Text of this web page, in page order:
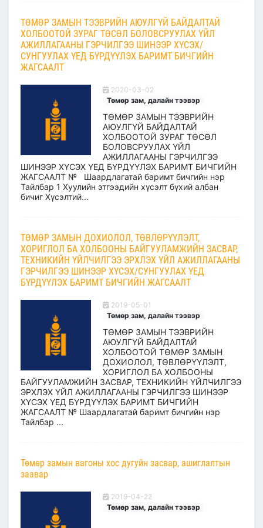
ТӨМӨР ЗАМЫН ТЭЭВРИЙН АЮУЛГҮЙ БАЙДАЛТАЙ
ХОЛБООТОЙ ЗУРАГ ТӨСӨЛ БОЛОВСРУУЛАХ ҮЙЛ
АЖИЛЛАГААНЫ ГЭРЧИЛГЭЭ ШИНЭЭР ХҮСЭХ/
СУНГУУЛАХ ҮЕД БҮРДҮҮЛЭХ БАРИМТ БИЧГИЙН
ЖАГСААЛТ
2020-03-02
Төмөр зам, далайн тээвэр
ТӨМӨР ЗАМЫН ТЭЭВРИЙН
АЮУЛГҮЙ БАЙДАЛТАЙ
ХОЛБООТОЙ ЗУРАГ ТӨСӨЛ
БОЛОВСРУУЛАХ ҮЙЛ
АЖИЛЛАГААНЫ ГЭРЧИЛГЭЭ
ШИНЭЭР ХҮСЭХ ҮЕД БҮРДҮҮЛЭХ БАРИМТ БИЧГИЙН
ЖАГСААЛТ № Шаардлагатай баримт бичгийн нэр
Тайлбар 1 Хуулийн этгээдийн хүсэлт бүхий албан
бичиг Хүсэлтий...
ТӨМӨР ЗАМЫН ДОХИОЛОЛ, ТӨВЛӨРҮҮЛЭЛТ,
ХОРИГЛОЛ БА ХОЛБООНЫ БАЙГУУЛАМЖИЙН ЗАСВАР,
ТЕХНИКИЙН ҮЙЛЧИЛГЭЭ ЭРХЛЭХ ҮЙЛ АЖИЛЛАГААНЫ
ГЭРЧИЛГЭЭ ШИНЭЭР ХҮСЭХ/СУНГУУЛАХ ҮЕД
БҮРДҮҮЛЭХ БАРИМТ БИЧГИЙН ЖАГСААЛТ
2019-05-01
Төмөр зам, далайн тээвэр
ТӨМӨР ЗАМЫН ТЭЭВРИЙН
АЮУЛГҮЙ БАЙДАЛТАЙ
ХОЛБООТОЙ ТӨМӨР ЗАМЫН
ДОХИОЛОЛ, ТӨВЛӨРҮҮЛЭЛТ,
ХОРИГЛОЛ БА ХОЛБООНЫ
БАЙГУУЛАМЖИЙН ЗАСВАР, ТЕХНИКИЙН ҮЙЛЧИЛГЭЭ
ЭРХЛЭХ ҮЙЛ АЖИЛЛАГААНЫ ГЭРЧИЛГЭЭ ШИНЭЭР
ХҮСЭХ ҮЕД БҮРДҮҮЛЭХ БАРИМТ БИЧГИЙН
ЖАГСААЛТ № Шаардлагатай баримт бичгийн нэр
Тайлбар ...
Төмөр замын вагоны хос дугуйн засвар, ашиглалтын
заавар
2019-04-22
Төмөр зам, далайн тээвэр